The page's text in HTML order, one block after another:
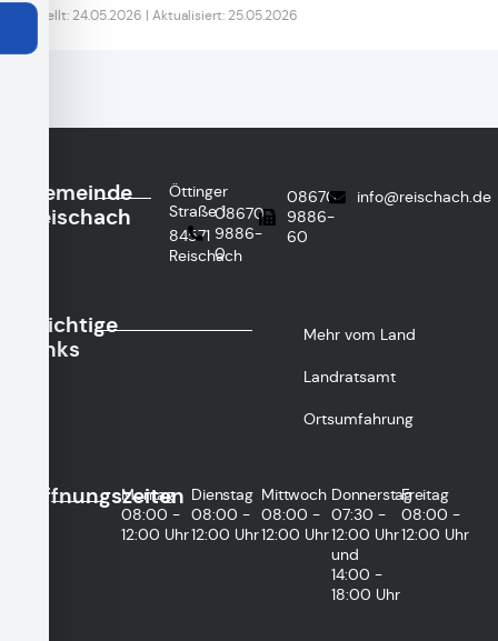
Erstellt: 24.05.2026 | Aktualisiert: 25.05.2026
Gemeinde
Reischach
Öttinger
Straße 1
84571
Reischach
08670
9886-
0
08670
9886-
60
info@reischach.de
Wichtige
Links
Mehr vom Land
Landratsamt
Ortsumfahrung
Öffnungszeiten
Montag
08:00 -
12:00 Uhr
Dienstag
08:00 -
12:00 Uhr
Mittwoch
08:00 -
12:00 Uhr
Donnerstag
07:30 -
12:00 Uhr
und
14:00 -
18:00 Uhr
Freitag
08:00 -
12:00 Uhr